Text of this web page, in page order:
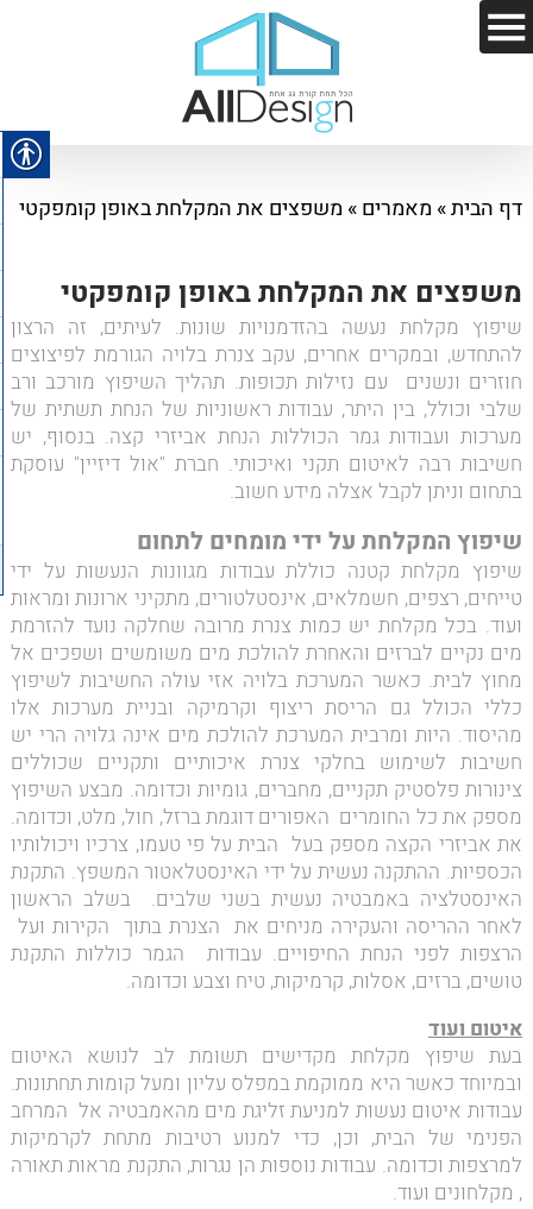
דף הבית» מאמרים» משפצים את המקלחת באופן קומפקטי
משפצים את המקלחת באופן קומפקטי
שיפוץ מקלחת נעשה בהזדמנויות שונות. לעיתים, זה הרצון
להתחדש, ובמקרים אחרים, עקב צנרת בלויה הגורמת לפיצוצים
חוזרים ונשנים עם נזילות תכופות. תהליך השיפוץ מורכב ורב
שלבי וכולל, בין היתר, עבודות ראשוניות של הנחת תשתית של
מערכות ועבודות גמר הכוללות הנחת אביזרי קצה. בנסוף, יש
חשיבות רבה לאיטום תקני ואיכותי. חברת "אול דיזיין" עוסקת
בתחום וניתן לקבל אצלה מידע חשוב.
שיפוץ המקלחת על ידי מומחים לתחום
שיפוץ מקלחת קטנה כוללת עבודות מגוונות הנעשות על ידי
טייחים, רצפים, חשמלאים, אינסטלטורים, מתקיני ארונות ומראות
ועוד. בכל מקלחת יש כמות צנרת מרובה שחלקה נועד להזרמת
מים נקיים לברזים והאחרת להולכת מים משומשים ושפכים אל
מחוץ לבית. כאשר המערכת בלויה אזי עולה החשיבות לשיפוץ
כללי הכולל גם הריסת ריצוף וקרמיקה ובניית מערכות אלו
מהיסוד. היות ומרבית המערכת להולכת מים אינה גלויה הרי יש
חשיבות לשימוש בחלקי צנרת איכותיים ותקניים שכוללים
צינורות פלסטיק תקניים, מחברים, גומיות וכדומה. מבצע השיפוץ
מספק את כל החומרים האפורים דוגמת ברזל, חול, מלט, וכדומה.
את אביזרי הקצה מספק בעל הבית על פי טעמו, צרכיו ויכולותיו
הכספיות. ההתקנה נעשית על ידי האינסטלאטור המשפץ. התקנת
האינסטלציה באמבטיה נעשית בשני שלבים. בשלב הראשון
לאחר ההריסה והעקירה מניחים את הצנרת בתוך הקירות ועל
הרצפות לפני הנחת החיפויים. עבודות הגמר כוללות התקנת
טושים, ברזים, אסלות, קרמיקות, טיח וצבע וכדומה.
איטום ועוד
בעת שיפוץ מקלחת מקדישים תשומת לב לנושא האיטום
ובמיוחד כאשר היא ממוקמת במפלס עליון ומעל קומות תחתונות.
עבודות איטום נעשות למניעת זליגת מים מהאמבטיה אל המרחב
הפנימי של הבית, וכן, כדי למנוע רטיבות מתחת לקרמיקות
למרצפות וכדומה. עבודות נוספות הן נגרות, התקנת מראות תאורה
, מקלחונים ועוד.